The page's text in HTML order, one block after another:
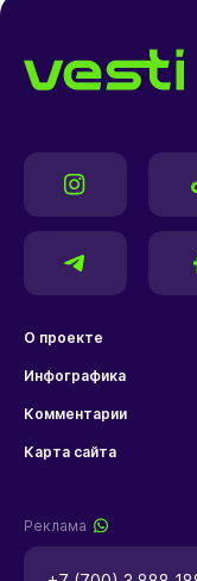
О проекте
Инфографика
Комментарии
Карта сайта
Реклама